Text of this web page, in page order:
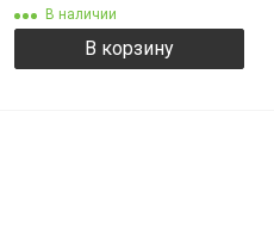
В наличии
В корзину